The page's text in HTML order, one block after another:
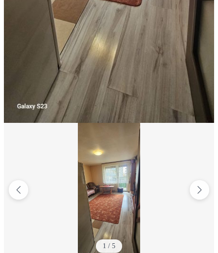
1 / 5